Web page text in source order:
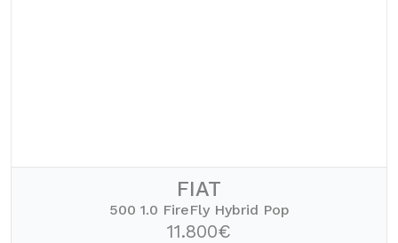
FIAT
500 1.0 FireFly Hybrid Pop
11.800€